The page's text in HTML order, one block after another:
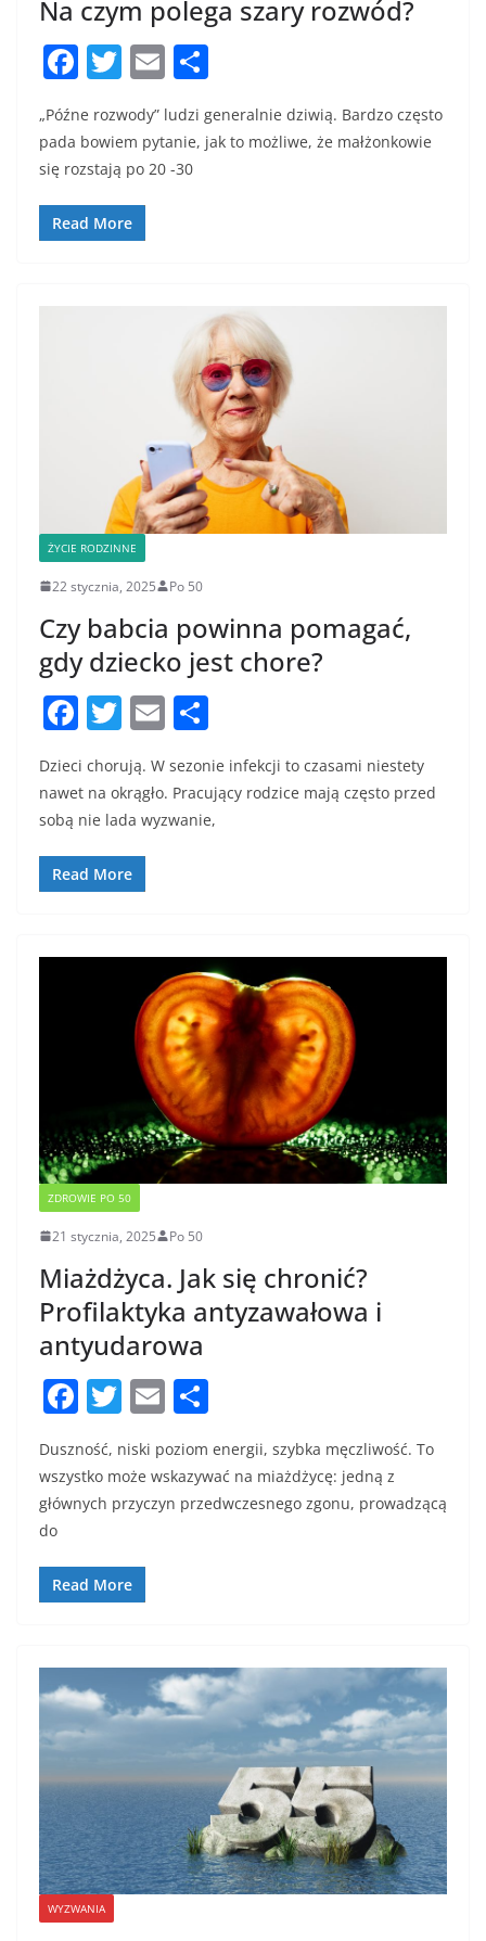
Na czym polega szary rozwód?
F
c
e
b
o
T
w
itt
er
E
m
ai
l
ar
„Późne rozwody” ludzi generalnie dziwią. Bardzo często
pada bowiem pytanie, jak to możliwe, że małżonkowie
się rozstają po 20 -30
Read More
ŻYCIE RODZINNE
22 stycznia, 2025 Po 50
Czy babcia powinna pomagać,
gdy dziecko jest chore?
F
c
e
b
o
k
T
itt
er
E
ai
l
ar
e
Dzieci chorują. W sezonie infekcji to czasami niestety
nawet na okrągło. Pracujący rodzice mają często przed
sobą nie lada wyzwanie,
Read More
ZDROWIE PO 50
21 stycznia, 2025 Po 50
Miażdżyca. Jak się chronić?
Profilaktyka antyzawałowa i
antyudarowa
F
a
c
e
o
o
T
w
itt
er
E
m
ai
l
ar
e
Duszność, niski poziom energii, szybka męczliwość. To
wszystko może wskazywać na miażdżycę: jedną z
głównych przyczyn przedwczesnego zgonu, prowadzącą
do
Read More
WYZWANIA